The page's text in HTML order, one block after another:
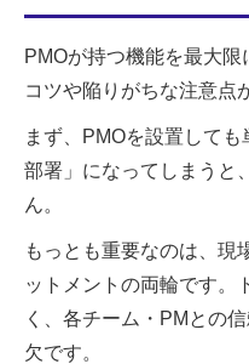
PMOが持つ機能を最大
コツや陥りがちな注意点
まず、PMOを設置して
部署」になってしまうと
ん。
もっとも重要なのは、現
ットメントの両輪です。
く、各チーム・PMとの
欠です。